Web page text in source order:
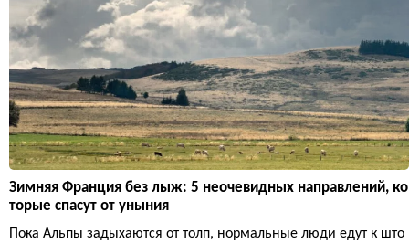
Зимняя Франция без лыж: 5 неочевидных направлений, ко
торые спасут от уныния
Пока Альпы задыхаются от толп, нормальные люди едут к што